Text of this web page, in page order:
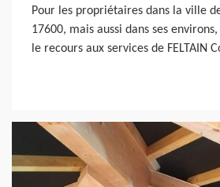
Pour les propriétaires dans la ville
17600, mais aussi dans ses
le recours aux services de FELTAIN